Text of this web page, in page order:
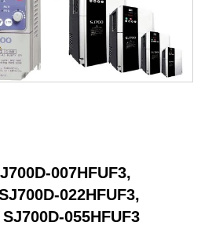
007HFUF3,
022HFUF3,
055HFUF3